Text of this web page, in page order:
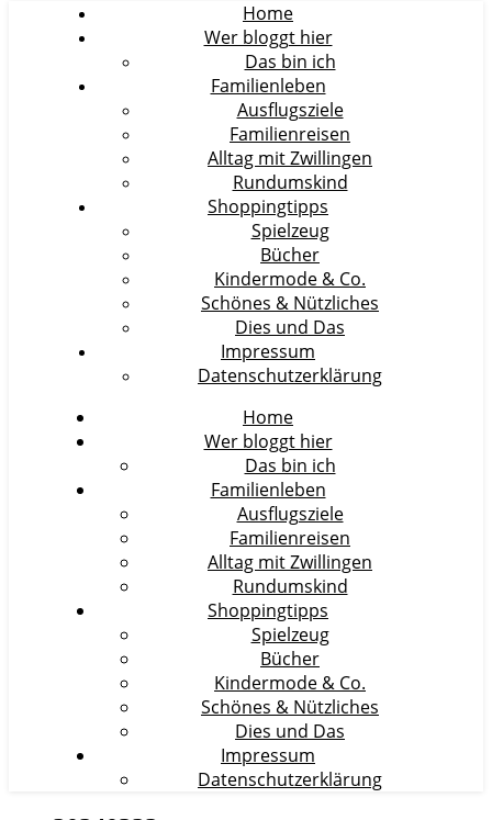
Home
Wer bloggt hier
Das bin ich
Familienleben
Ausflugsziele
Familienreisen
Alltag mit Zwillingen
Rundumskind
Shoppingtipps
Spielzeug
Bücher
Kindermode & Co.
Schönes & Nützliches
Dies und Das
Impressum
Datenschutzerklärung
Home
Wer bloggt hier
Das bin ich
Familienleben
Ausflugsziele
Familienreisen
Alltag mit Zwillingen
Rundumskind
Shoppingtipps
Spielzeug
Bücher
Kindermode & Co.
Schönes & Nützliches
Dies und Das
Impressum
Datenschutzerklärung